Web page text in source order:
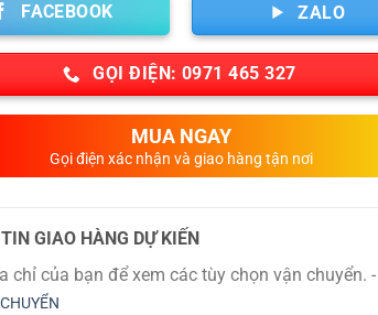
FACEBOOK ZALO
GỌI ĐIỆN: 0971 465 327
MUA NGAY
Gọi điện xác nhận và giao hàng tận nơi
GIAO HÀNG DỰ KIẾN
chỉ của bạn để xem các tùy chọn vận chuyển. -